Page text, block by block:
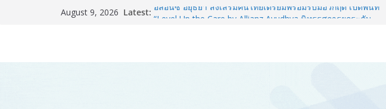
August 9, 2026 Latest: อลิอันซ์ อยุธยา ส่งเสริมคนไทยเตรียมพร้อมรับมือวิกฤต เปิดพื้นที่
แพทย์เผย โรคไม่ติดต่อเรื้อรัง NCDs คร่าชีวิตคนไทยก่อนวัยอันควร